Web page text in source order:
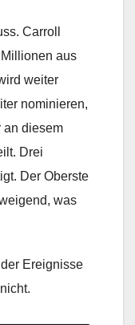
Carroll
aus
weiter
nominieren,
an diesem
Drei
Der Oberste
was
Ereignisse